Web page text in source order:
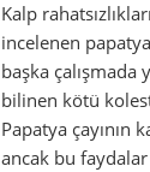
Kalp
incelenen
başka
bilinen kötü
Papatya çayının
ancak bu